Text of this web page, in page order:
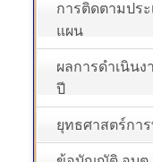
การติดตามประ
แผน
ผลการดำเนินง
ปี
ยุทธศาสตร์กา